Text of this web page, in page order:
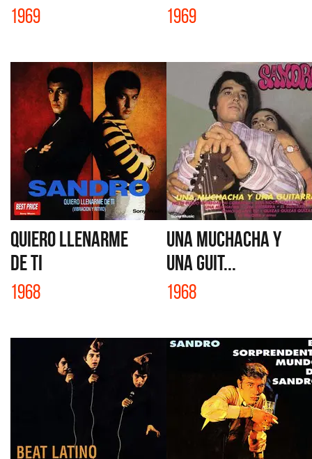
1969 1969
QUIERO LLENARME
DE TI
1968
UNA MUCHACHA Y
UNA GUIT...
1968